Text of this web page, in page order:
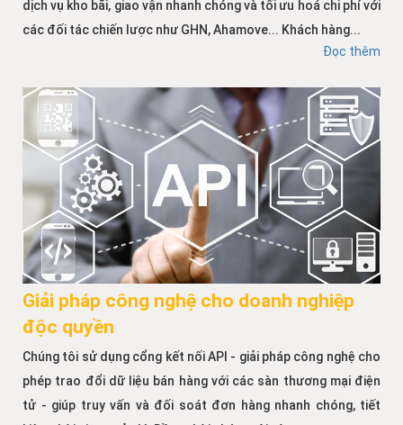
dịch vụ kho bãi, giao vận nhanh chóng và tối ưu hoá chi phí với
các đối tác chiến lược như GHN, Ahamove... Khách hàng...
Đọc thêm
Giải pháp công nghệ cho doanh nghiệp
độc quyền
Chúng tôi sử dụng cổng kết nối API - giải pháp công nghệ cho
phép trao đổi dữ liệu bán hàng với các sàn thương mại điện
tử - giúp truy vấn và đối soát đơn hàng nhanh chóng, tiết